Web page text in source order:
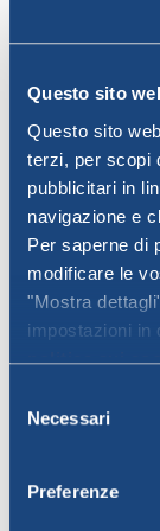
Questo sito
Questo sito
terzi, per scopi
pubblicitari in
navigazione e
Per saperne di
modificare le
"Mostra
impostazioni in
politica sui
selezionati",
delNecessari
Preferenze Il